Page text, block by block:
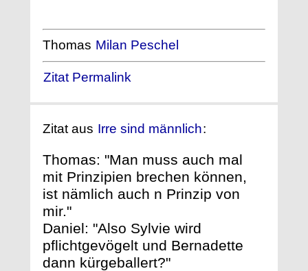
Thomas Milan Peschel
Zitat Permalink
Zitat aus Irre sind männlich:
Thomas: "Man muss auch mal
mit Prinzipien brechen können,
ist nämlich auch n Prinzip von
mir."
Daniel: "Also Sylvie wird
pflichtgevögelt und Bernadette
dann kürgeballert?"